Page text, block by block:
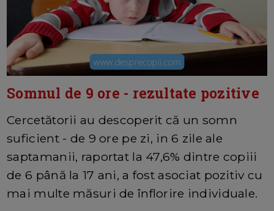
Somnul de 9 ore - rezultate pozitive
Cercetătorii au descoperit că un somn
suficient - de 9 ore pe zi, in 6 zile ale
saptamanii, raportat la 47,6% dintre copiii
de 6 până la 17 ani, a fost asociat pozitiv cu
mai multe măsuri de înflorire individuale.